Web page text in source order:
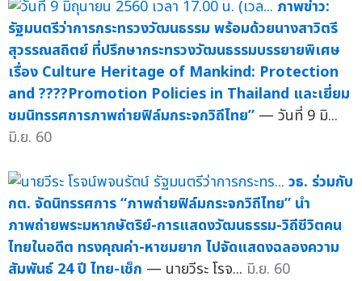
ภาพข่าว:
รัฐมนตรีว่าการกระทรวงวัฒนธรรม พร้อมด้วยนางสาวิตรี
สุวรรณสถิตย์ ที่ปรึกษากระทรวงวัฒนธรรมบรรยายพิเศษ
เรื่อง Culture Heritage of Mankind: Protection
and ????Promotion Policies in Thailand และเยี่ยม
ชมนิทรรศการภาพถ่ายฟิล์มกระจกวิถีไทย” — วันที่ 9 มิ...
มิ.ย. 60
วธ. ร่วมกับ
กต. จัดนิทรรศการ “ภาพถ่ายฟิล์มกระจกวิถีไทย” นำ
ภาพถ่ายพระมหากษัตริย์-การแสดงวัฒนธรรม-วิถีชีวิตคน
ไทยในอดีต ทรงคุณค่า-หาชมยาก ไปจัดแสดงฉลองความ
สัมพันธ์ 24 ปี ไทย-เช็ก — นายวีระ โรจ... มิ.ย. 60